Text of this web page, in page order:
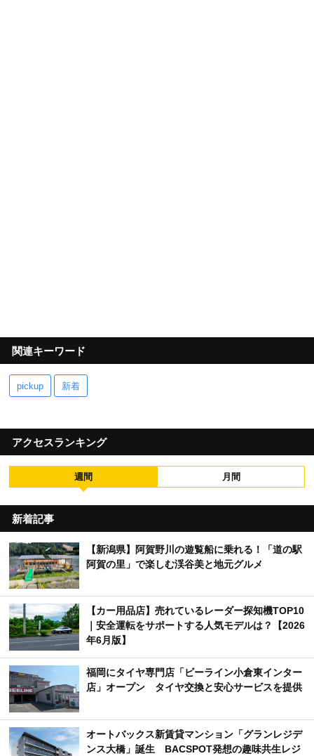
関連キーワード
pickup 新着
アクセスランキング
週間 月間
新着記事
【新潟県】阿賀野川の遊覧船に乗れる！「道の駅
阿賀の里」で楽しむ渓谷美と地元グルメ
【カー用品店】売れているレーダー探知機TOP10
｜安全運転をサポートする人気モデルは？【2026
年6月版】
福岡にタイヤ専門店「ビーライン小倉東インター
店」オープン タイヤ交換と安心サービスを提供
オートバックス新賃貸マンション「グランレジデ
ンス大橋」誕生 BACSPOT発想の趣味共生レジ